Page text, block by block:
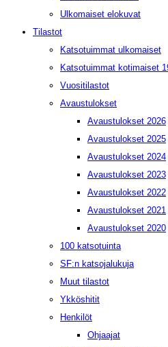
Ulkomaiset elokuvat
Tilastot
Katsotuimmat ulkomaiset
Katsotuimmat kotimaiset
Vuositilastot
Avaustulokset
Avaustulokset 2026
Avaustulokset 2025
Avaustulokset 2024
Avaustulokset 2023
Avaustulokset 2022
Avaustulokset 2021
Avaustulokset 2020
100 katsotuinta
SF:n katsojalukuja
Muut tilastot
Ykköshitit
Henkilöt
Ohjaajat